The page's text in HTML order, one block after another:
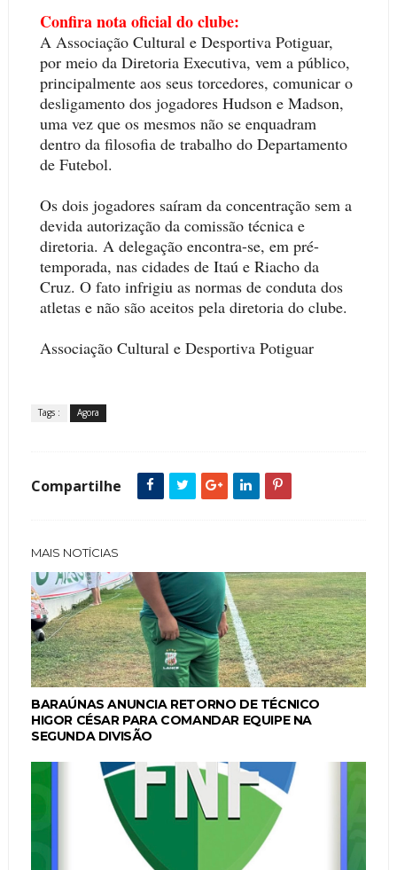
Confira nota oficial do clube:
A Associação Cultural e Desportiva Potiguar,
por meio da Diretoria Executiva, vem a público,
principalmente aos seus torcedores, comunicar o
desligamento dos jogadores Hudson e Madson,
uma vez que os mesmos não se enquadram
dentro da filosofia de trabalho do Departamento
de Futebol.
Os dois jogadores saíram da concentração sem a
devida autorização da comissão técnica e
diretoria. A delegação encontra-se, em pré-
temporada, nas cidades de Itaú e Riacho da
Cruz. O fato infrigiu as normas de conduta dos
atletas e não são aceitos pela diretoria do clube.
Associação Cultural e Desportiva Potiguar
Tags : Agora
Compartilhe
MAIS NOTÍCIAS
BARAÚNAS ANUNCIA RETORNO DE TÉCNICO
HIGOR CÉSAR PARA COMANDAR EQUIPE NA
SEGUNDA DIVISÃO